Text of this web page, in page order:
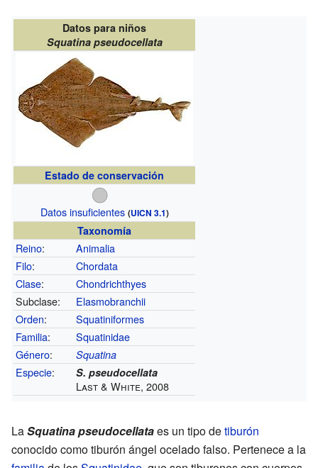
Datos para niños
Squatina pseudocellata
Estado de conservación
Datos insuficientes (UICN 3.1)
Taxonomía
Reino:
Animalia
Filo:
Chordata
Clase:
Chondrichthyes
Subclase:
Elasmobranchii
Orden:
Squatiniformes
Familia:
Squatinidae
Género: Squatina
Especie: S. pseudocellata
Last & White, 2008
LaSquatina pseudocellataes un tipo detiburón
conocido como tiburón ángel ocelado falso. Pertenece a la